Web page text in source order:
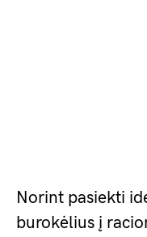
Norint pasiekti
burokėlius į